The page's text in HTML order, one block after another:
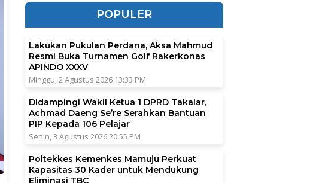
POPULER
Lakukan Pukulan Perdana, Aksa Mahmud
Resmi Buka Turnamen Golf Rakerkonas
APINDO XXXV
Minggu, 2 Agustus 2026 13:33 PM
Didampingi Wakil Ketua 1 DPRD Takalar,
Achmad Daeng Se’re Serahkan Bantuan
PIP Kepada 106 Pelajar
Senin, 3 Agustus 2026 20:55 PM
Poltekkes Kemenkes Mamuju Perkuat
Kapasitas 30 Kader untuk Mendukung
Eliminasi TBC